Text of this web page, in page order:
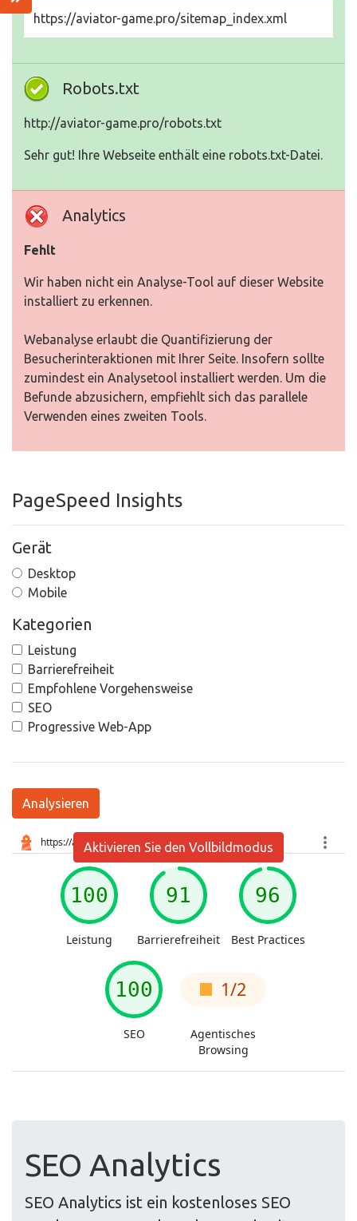
https://aviator-game.pro/sitemap_index.xml
Robots.txt
http://aviator-game.pro/robots.txt
Sehr gut! Ihre Webseite enthält eine robots.txt-Datei.
Analytics
Fehlt
Wir haben nicht ein Analyse-Tool auf dieser Website
installiert zu erkennen.
Webanalyse erlaubt die Quantifizierung der
Besucherinteraktionen mit Ihrer Seite. Insofern sollte
zumindest ein Analysetool installiert werden. Um die
Befunde abzusichern, empfiehlt sich das parallele
Verwenden eines zweiten Tools.
PageSpeed Insights
Gerät
Desktop
Mobile
Kategorien
Leistung
Barrierefreiheit
Empfohlene Vorgehensweise
SEO
Progressive Web-App
Analysieren
Aktivieren Sie den Vollbildmodus
SEO Analytics
SEO Analytics ist ein kostenloses SEO